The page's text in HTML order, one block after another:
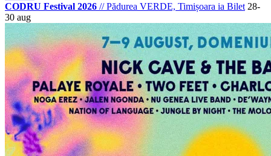
CODRU Festival 2026 //Pădurea VERDE, Timișoara ia Bilet 28-
30 aug